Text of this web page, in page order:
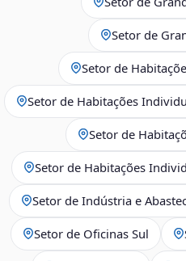
Setor de
Setor de
Setor de Habitações
Setor de
Setor de Habitações
Setor de Indústria e
Setor de Oficinas Sul